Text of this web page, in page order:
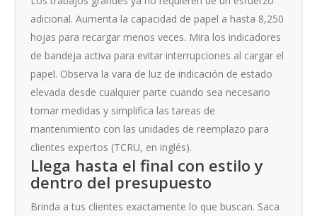
adicional. Aumenta la capacidad de papel a hasta 8,250
hojas para recargar menos veces. Mira los indicadores
de bandeja activa para evitar interrupciones al cargar el
papel. Observa la vara de luz de indicación de estado
elevada desde cualquier parte cuando sea necesario
tomar medidas y simplifica las tareas de
mantenimiento con las unidades de reemplazo para
clientes expertos (TCRU, en inglés).
Llega hasta el final con estilo y
dentro del presupuesto
Brinda a tus clientes exactamente lo que buscan. Saca